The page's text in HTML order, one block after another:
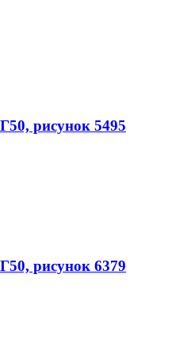
рисунок 5495
рисунок 6379